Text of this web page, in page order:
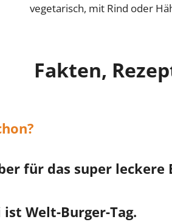
vegetarisch, mit Rind oder
Fakten,
für das super leckere
ist Welt-Burger-Tag.